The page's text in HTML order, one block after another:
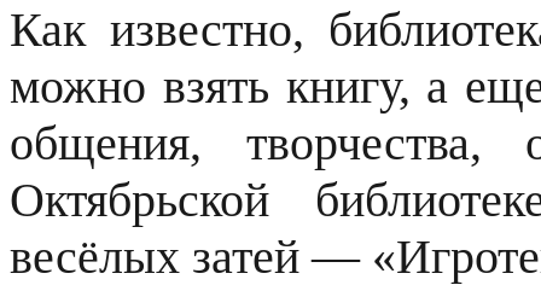
Как известно,
можно взять книгу, а
общения,
Октябрьской
весёлых затей —